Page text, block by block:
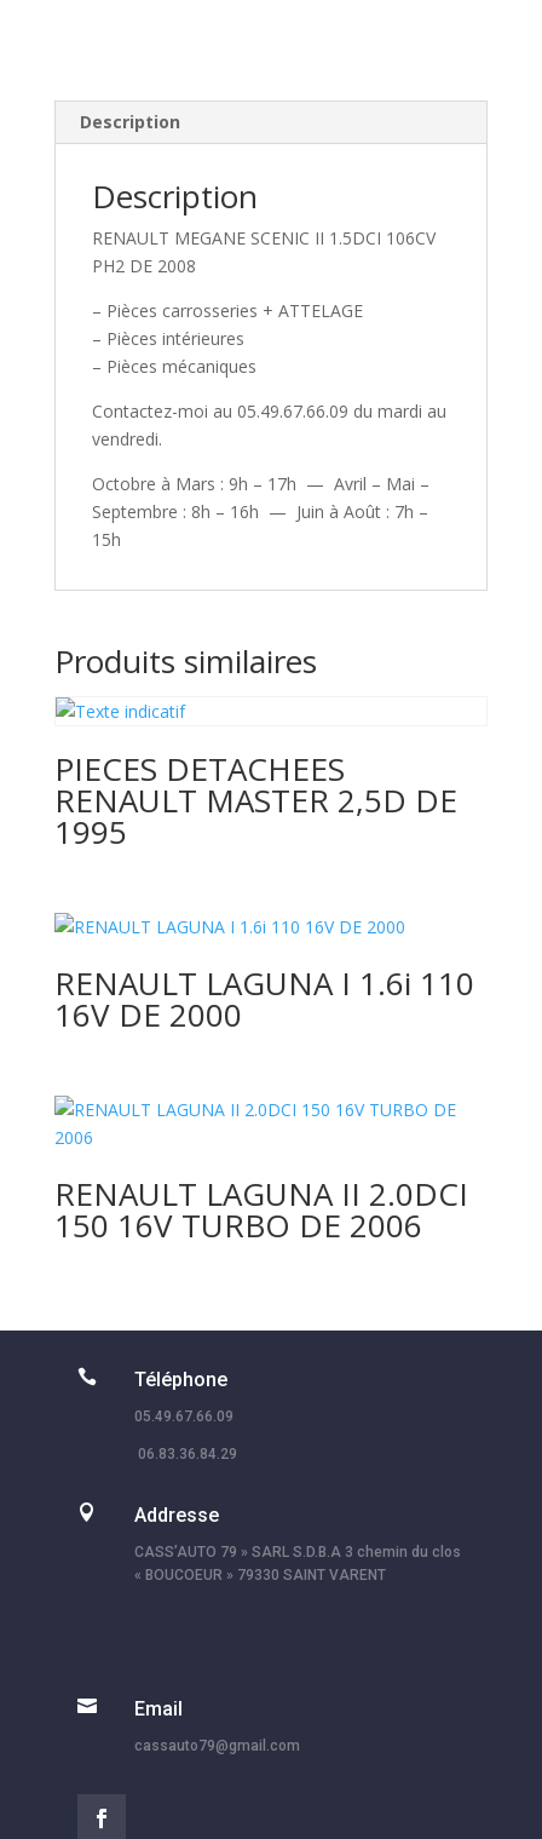
Description
Description
RENAULT MEGANE SCENIC II 1.5DCI 106CV
PH2 DE 2008
– Pièces carrosseries + ATTELAGE
– Pièces intérieures
– Pièces mécaniques
Contactez-moi au 05.49.67.66.09 du mardi au
vendredi.
Octobre à Mars : 9h – 17h — Avril – Mai –
Septembre : 8h – 16h — Juin à Août : 7h –
15h
Produits similaires
PIECES DETACHEES
RENAULT MASTER 2,5D DE
1995
RENAULT LAGUNA I 1.6i 110
16V DE 2000
RENAULT LAGUNA II 2.0DCI
150 16V TURBO DE 2006
 Téléphone
05.49.67.66.09
06.83.36.84.29
 Addresse
CASS’AUTO 79 » SARL S.D.B.A 3 chemin du clos
« BOUCOEUR » 79330 SAINT VARENT
 Email
cassauto79@gmail.com